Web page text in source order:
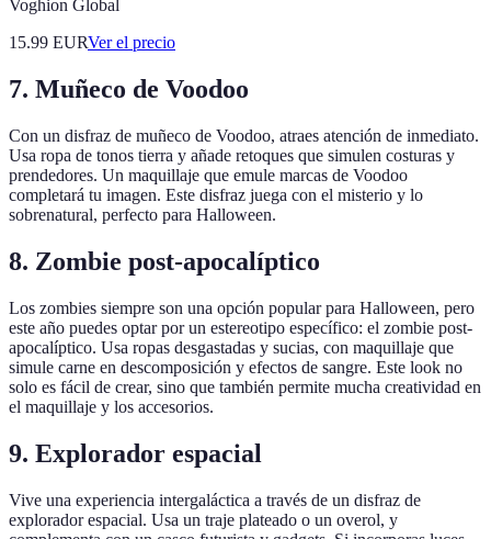
Voghion Global
15.99 EURVer el precio
7. Muñeco de Voodoo
Con un disfraz de muñeco de Voodoo, atraes atención de inmediato.
Usa ropa de tonos tierra y añade retoques que simulen costuras y
prendedores. Un maquillaje que emule marcas de Voodoo
completará tu imagen. Este disfraz juega con el misterio y lo
sobrenatural, perfecto para Halloween.
8. Zombie post-apocalíptico
Los zombies siempre son una opción popular para Halloween, pero
este año puedes optar por un estereotipo específico: el zombie post-
apocalíptico. Usa ropas desgastadas y sucias, con maquillaje que
simule carne en descomposición y efectos de sangre. Este look no
solo es fácil de crear, sino que también permite mucha creatividad en
el maquillaje y los accesorios.
9. Explorador espacial
Vive una experiencia intergaláctica a través de un disfraz de
explorador espacial. Usa un traje plateado o un overol, y